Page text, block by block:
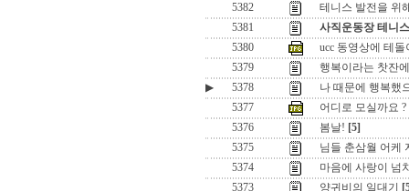
5382
테니스 발전을 위
5381
사직운동장 테니
5380
ucc 동영상에 테돌
5379
행복이라는 찻잔
▶
5378
나 때문에 행복했
5377
어디로 모실까요 ?
5376
봄날! [5]
5375
님들 춘삼월 어케
5374
마음에 사랑이 넘
5373
양귀비의 일대기